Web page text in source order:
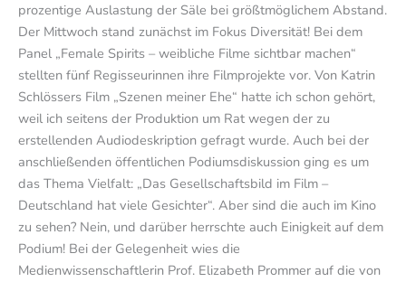
prozentige Auslastung der Säle bei größtmöglichem Abstand.
Der Mittwoch stand zunächst im Fokus Diversität! Bei dem
Panel „Female Spirits – weibliche Filme sichtbar machen“
stellten fünf Regisseurinnen ihre Filmprojekte vor. Von Katrin
Schlössers Film „Szenen meiner Ehe“ hatte ich schon gehört,
weil ich seitens der Produktion um Rat wegen der zu
erstellenden Audiodeskription gefragt wurde. Auch bei der
anschließenden öffentlichen Podiumsdiskussion ging es um
das Thema Vielfalt: „Das Gesellschaftsbild im Film –
Deutschland hat viele Gesichter“. Aber sind die auch im Kino
zu sehen? Nein, und darüber herrschte auch Einigkeit auf dem
Podium! Bei der Gelegenheit wies die
Medienwissenschaftlerin Prof. Elizabeth Prommer auf die von